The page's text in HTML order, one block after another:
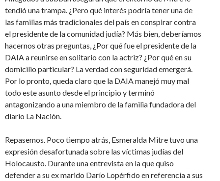
tendió una trampa. ¿Pero qué interés podría tener una de
las familias más tradicionales del país en conspirar contra
el presidente de la comunidad judía? Más bien, deberíamos
hacernos otras preguntas, ¿Por qué fue el presidente de la
DAIA a reunirse en solitario con la actriz? ¿Por qué en su
domicilio particular? La verdad con seguridad emergerá.
Por lo pronto, queda claro que la DAIA manejó muy mal
todo este asunto desde el principio y terminó
antagonizando a una miembro de la familia fundadora del
diario La Nación.
Repasemos. Poco tiempo atrás, Esmeralda Mitre tuvo una
expresión desafortunada sobre las víctimas judías del
Holocausto. Durante una entrevista en la que quiso
defender a su ex marido Darío Lopérfido en referencia a sus